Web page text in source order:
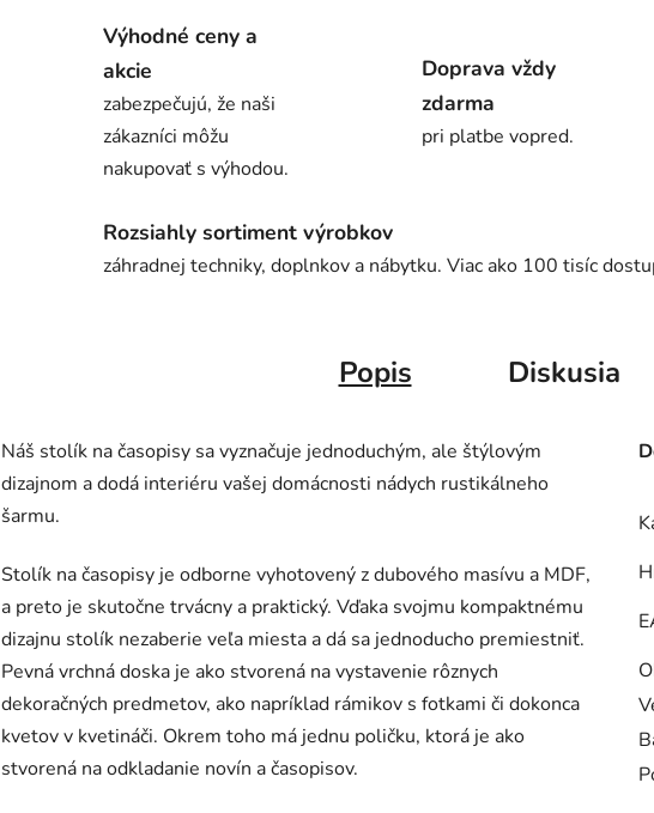
Výhodné ceny a
akcie
zabezpečujú, že naši
zákazníci môžu
nakupovať s výhodou.
Doprava vždy
zdarma
pri platbe vopred.
Rozsiahly sortiment výrobkov
záhradnej techniky, doplnkov a nábytku. Viac ako 100 tisíc
Popis Diskusia
Náš stolík na časopisy sa vyznačuje jednoduchým, ale štýlovým
dizajnom a dodá interiéru vašej domácnosti nádych rustikálneho
šarmu.
Stolík na časopisy je odborne vyhotovený z dubového masívu a MDF,
a preto je skutočne trvácny a praktický. Vďaka svojmu kompaktnému
dizajnu stolík nezaberie veľa miesta a dá sa jednoducho premiestniť.
Pevná vrchná doska je ako stvorená na vystavenie rôznych
dekoračných predmetov, ako napríklad rámikov s fotkami či dokonca
kvetov v kvetináči. Okrem toho má jednu poličku, ktorá je ako
stvorená na odkladanie novín a časopisov.